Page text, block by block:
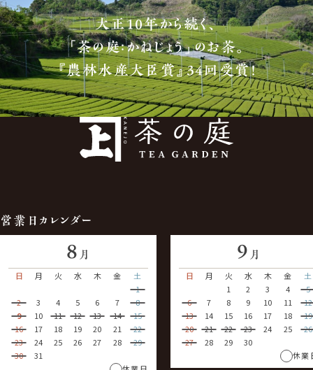
大正10年から続く、
「茶の庭：かねじょう」のお茶。
『農林水産大臣賞』34回受賞！
営業日カレンダー
8 月
日
月 火 水 木 金
土
1
2
3 4 5 6 7
8
9
10 11 12 13 14
15
16
17 18 19 20 21
22
23
24 25 26 27 28
29
30
31
9 月
日
月 火 水 木 金
土
1
2 3 4
5
6
7 8 9 10 11
12
13
14 15 16 17 18
19
20
21 22 23 24 25
26
27
28 29
30
休業